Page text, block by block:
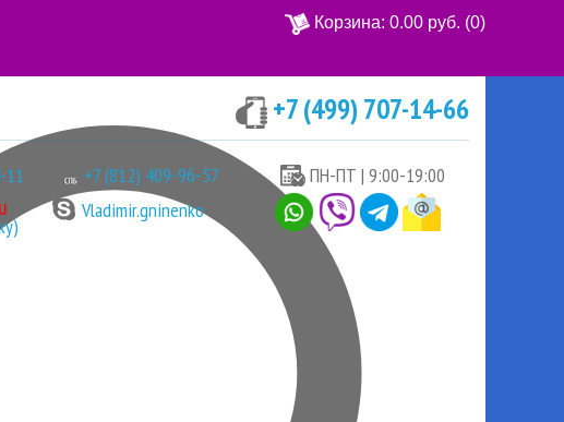
Корзина: 0.00 руб. (0)
+7 (499) 707-14-66
+7 (812) 409-96-57 ПН-ПТ | 9:00-19:00
Vladimir.gninenko